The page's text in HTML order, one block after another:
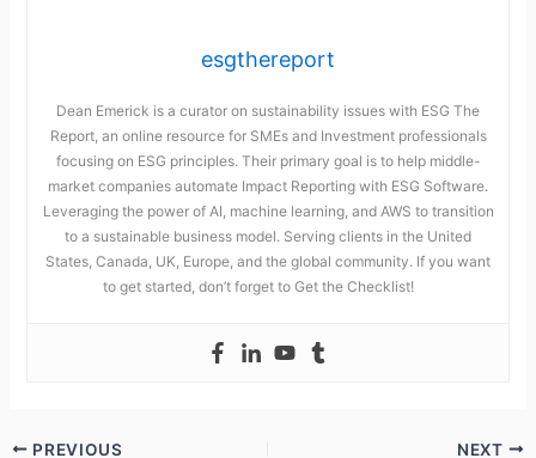
esgthereport
Dean Emerick is a curator on sustainability issues with ESG The
Report, an online resource for SMEs and Investment professionals
focusing on ESG principles. Their primary goal is to help middle-
market companies automate Impact Reporting with ESG Software.
Leveraging the power of AI, machine learning, and AWS to transition
to a sustainable business model. Serving clients in the United
States, Canada, UK, Europe, and the global community. If you want
to get started, don’t forget to Get the Checklist!
PREVIOUS NEXT